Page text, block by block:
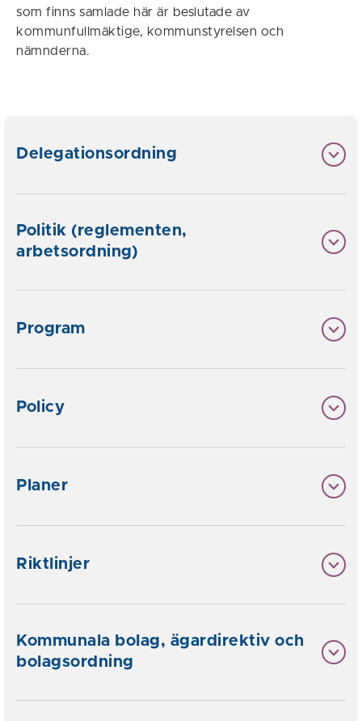
som finns samlade här är beslutade av
kommunfullmäktige, kommunstyrelsen och
nämnderna.
Delegationsordning
Politik (reglementen,
arbetsordning)
Program
Policy
Planer
Riktlinjer
Kommunala bolag, ägardirektiv och
bolagsordning